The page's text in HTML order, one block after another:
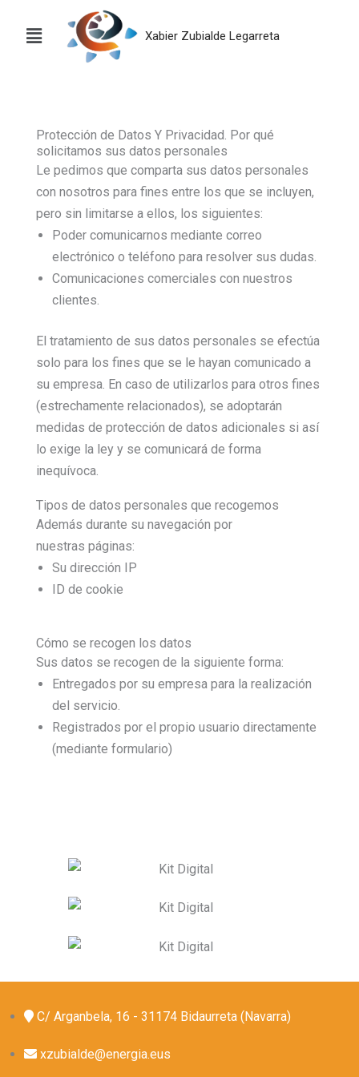
Xabier Zubialde Legarreta
Protección de Datos Y Privacidad. Por qué
solicitamos sus datos personales
Le pedimos que comparta sus datos personales
con nosotros para fines entre los que se incluyen,
pero sin limitarse a ellos, los siguientes:
Poder comunicarnos mediante correo
electrónico o teléfono para resolver sus dudas.
Comunicaciones comerciales con nuestros
clientes.
El tratamiento de sus datos personales se efectúa
solo para los fines que se le hayan comunicado a
su empresa. En caso de utilizarlos para otros fines
(estrechamente relacionados), se adoptarán
medidas de protección de datos adicionales si así
lo exige la ley y se comunicará de forma
inequívoca.
Tipos de datos personales que recogemos
Además durante su navegación por
nuestras páginas:
Su dirección IP
ID de cookie
Cómo se recogen los datos
Sus datos se recogen de la siguiente forma:
Entregados por su empresa para la realización
del servicio.
Registrados por el propio usuario directamente
(mediante formulario)
C/ Arganbela, 16 - 31174 Bidaurreta (Navarra)
xzubialde@energia.eus